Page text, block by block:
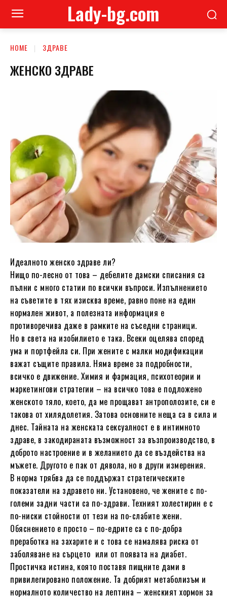
Lady-bg.com
HOME ЗДРАВЕ
ЖЕНСКО ЗДРАВЕ
Идеалното женскo здраве ли?
Нищо по-лесно от това – дебелите дамски списания са
пълни с много статии по всички въпроси. Изпълнението
на съветите в тях изисква време, равно поне на един
нормален живот, а полезната информация е
противоречива даже в рамките на съседни страници.
Но в света на изобилието е така. Всеки оцелява според
ума и портфейла си. При жените с малки модификации
важат същите правила. Няма време за подробности,
всичко е движение. Химия и фармация, психотеории и
маркетингови стратегии – на всичко това е подложено
женското тяло, което, да ме прощават антрополозите, си е
такова от хилядолетия. Затова основните неща са в сила и
днес. Тайната на женската сексуалност е в интимното
здраве, в закодираната възможност за възпроизводство, в
доброто настроение и в желанието да се въздейства на
мъжете. Другото е пак от дявола, но в други измерения.
В норма трябва да се поддържат стратегическите
показатели на здравето ни. Установено, че жените с по-
големи задни части са по-здрави. Техният холестирин е с
по-ниски стойности от тези на по-слабите жени.
Обяснението е просто – по-едрите са с по-добра
преработка на захарите и с това се намалява риска от
заболяване на сърцето или от появата на диабет.
Простичка истина, която поставя пищните дами в
привилегировано положение. Та добрият метаболизъм и
нормалното количество на лептина – женският хормон за